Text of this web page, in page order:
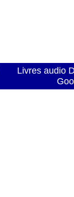
Livres audio